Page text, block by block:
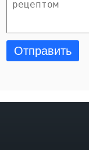
Отправить